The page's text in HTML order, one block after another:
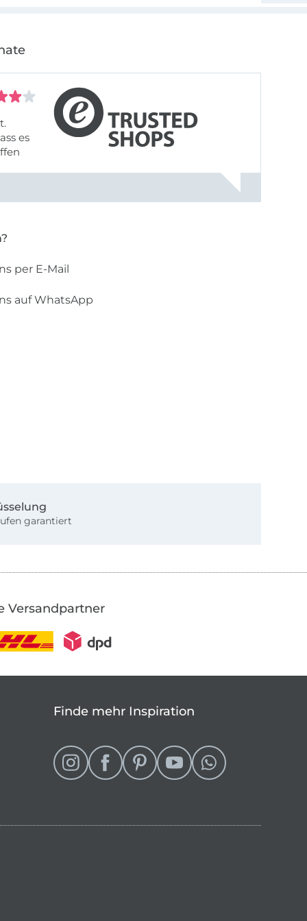
es
per E-Mail
auf WhatsApp
garantiert
Versandpartner
Finde mehr Inspiration
wechseln